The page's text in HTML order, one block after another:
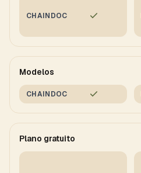
CHAINDOC
Modelos
CHAINDOC
Plano gratuito